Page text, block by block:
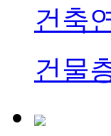
건축
건물